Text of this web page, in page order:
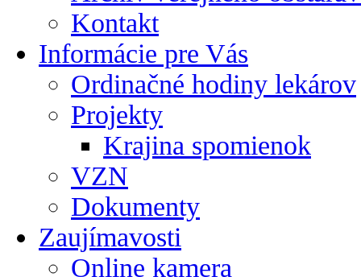
Kontakt
Informácie pre Vás
Ordinačné hodiny lekárov
Projekty
Krajina spomienok
VZN
Dokumenty
Zaujímavosti
Online kamera